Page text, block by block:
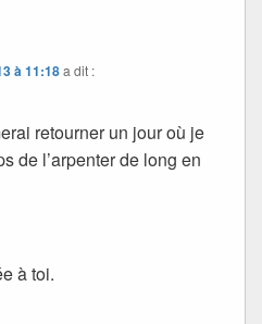
à 11:18a dit :
retourner un jour où je
de l’arpenter de long en
à toi.